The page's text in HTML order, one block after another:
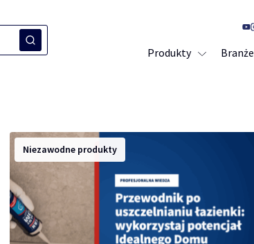
Produkty Branże
Niezawodne produkty